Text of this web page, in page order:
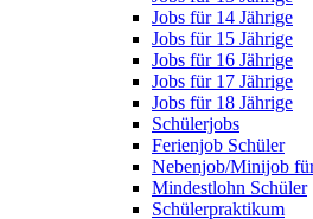
Jobs für 14 Jährige
Jobs für 15 Jährige
Jobs für 16 Jährige
Jobs für 17 Jährige
Jobs für 18 Jährige
Schülerjobs
Ferienjob Schüler
Nebenjob/Minijob
Mindestlohn Schüler
Schülerpraktikum